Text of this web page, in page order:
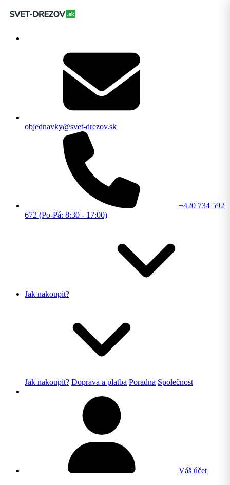
objednavky@svet-drezov.sk
+420 734 592
672 (Po-Pá: 8:30 - 17:00)
Jak nakoupit?
Jak nakoupit? Doprava a platba Poradna Společnost
Váš účet